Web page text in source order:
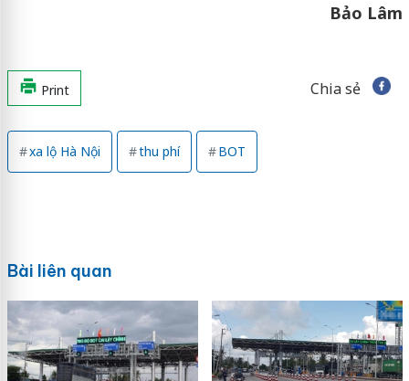
Bảo Lâm
Print Chia sẻ
xa lộ Hà Nội thu phí BOT
Bài liên quan